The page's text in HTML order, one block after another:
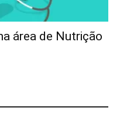
área de Nutrição